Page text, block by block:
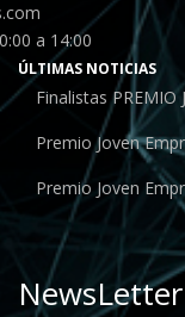
a 14:00
ÚLTIMAS NOTICIAS
Finalistas PREMIO
Premio Joven
Premio Joven
NewsLetter